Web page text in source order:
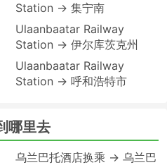
Station → 集宁南
Ulaanbaatar Railway
Station → 伊尔库茨克州
Ulaanbaatar Railway
Station → 呼和浩特市
哪里去
乌兰巴托酒店换乘 → 乌兰巴